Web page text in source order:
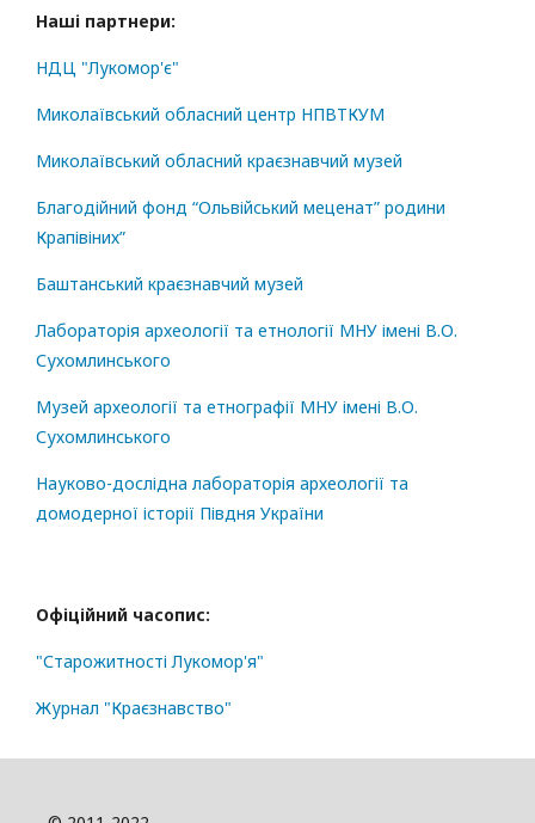
Наші партнери:
НДЦ "Лукомор'є"
Миколаївський обласний центр НПВТКУМ
Миколаївський обласний краєзнавчий музей
Благодійний фонд “Ольвійський меценат” родини
Крапівіних”
Баштанський краєзнавчий музей
Лабораторія археології та етнології МНУ імені В.О.
Сухомлинського
Музей археології та етнографії МНУ імені В.О.
Сухомлинського
Науково-дослідна лабораторія археології та
домодерної історії Півдня України
Офіційний часопис:
"Старожитності Лукомор'я"
Журнал "Краєзнавство"